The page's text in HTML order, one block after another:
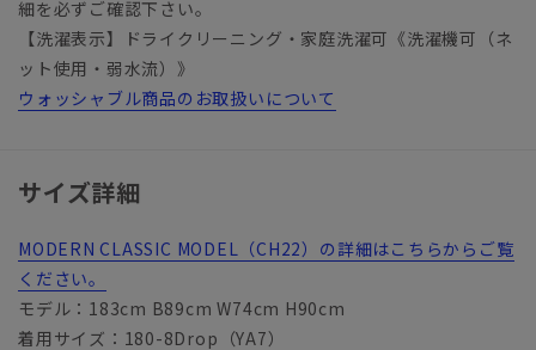
細を必ずご確認下さい。
【洗濯表示】ドライクリーニング・家庭洗濯可《洗濯機可（ネ
ット使用・弱水流）》
ウォッシャブル商品のお取扱いについて
サイズ詳細
MODERN CLASSIC MODEL（CH22）の詳細はこちらからご覧
ください。
モデル：183cm B89cm W74cm H90cm
着用サイズ：180-8Drop（YA7）